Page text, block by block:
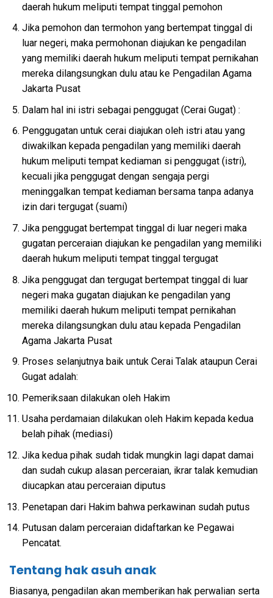
daerah hukum meliputi tempat tinggal pemohon
Jika pemohon dan termohon yang bertempat tinggal di
luar negeri, maka permohonan diajukan ke pengadilan
yang memiliki daerah hukum meliputi tempat pernikahan
mereka dilangsungkan dulu atau ke Pengadilan Agama
Jakarta Pusat
Dalam hal ini istri sebagai penggugat (Cerai Gugat) :
Penggugatan untuk cerai diajukan oleh istri atau yang
diwakilkan kepada pengadilan yang memiliki daerah
hukum meliputi tempat kediaman si penggugat (istri),
kecuali jika penggugat dengan sengaja pergi
meninggalkan tempat kediaman bersama tanpa adanya
izin dari tergugat (suami)
Jika penggugat bertempat tinggal di luar negeri maka
gugatan perceraian diajukan ke pengadilan yang memiliki
daerah hukum meliputi tempat tinggal tergugat
Jika penggugat dan tergugat bertempat tinggal di luar
negeri maka gugatan diajukan ke pengadilan yang
memiliki daerah hukum meliputi tempat pernikahan
mereka dilangsungkan dulu atau kepada Pengadilan
Agama Jakarta Pusat
Proses selanjutnya baik untuk Cerai Talak ataupun Cerai
Gugat adalah:
Pemeriksaan dilakukan oleh Hakim
Usaha perdamaian dilakukan oleh Hakim kepada kedua
belah pihak (mediasi)
Jika kedua pihak sudah tidak mungkin lagi dapat damai
dan sudah cukup alasan perceraian, ikrar talak kemudian
diucapkan atau perceraian diputus
Penetapan dari Hakim bahwa perkawinan sudah putus
Putusan dalam perceraian didaftarkan ke Pegawai
Pencatat.
Tentang hak asuh anak
Biasanya, pengadilan akan memberikan hak perwalian serta